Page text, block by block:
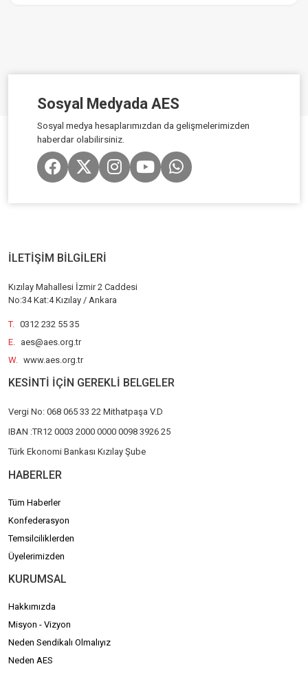
Sosyal Medyada AES
Sosyal medya hesaplarımızdan da gelişmelerimizden
haberdar olabilirsiniz.
İLETİŞİM BİLGİLERİ
Kızılay Mahallesi İzmir 2 Caddesi
No:34 Kat:4 Kızılay / Ankara
T.
0312 232 55 35
E.
aes@aes.org.tr
W.
www.aes.org.tr
KESİNTİ İÇİN GEREKLİ BELGELER
Vergi No: 068 065 33 22 Mithatpaşa V.D
IBAN :TR12 0003 2000 0000 0098 3926 25
Türk Ekonomi Bankası Kızılay Şube
HABERLER
Tüm Haberler
Konfederasyon
Temsilciliklerden
Üyelerimizden
KURUMSAL
Hakkımızda
Misyon - Vizyon
Neden Sendikalı Olmalıyız
Neden AES